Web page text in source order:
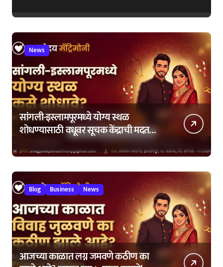
News
सांगली-इस्लामपूरमध्ये योग्य स्थळ
शोधण्यासाठी वधूवर सूचक केंद्राची मदत
Blog Business News
आजच्या काळात लग्न जमवणे कठीण का